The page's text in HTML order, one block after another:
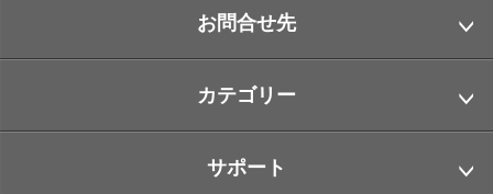
お問合せ先
カテゴリー
サポート